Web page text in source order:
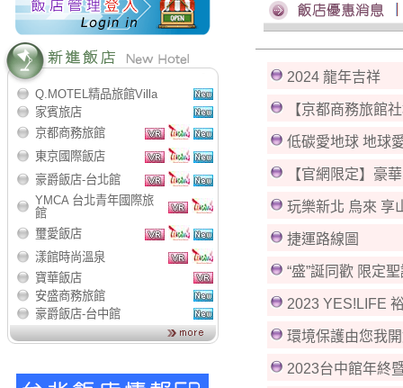
Q.MOTEL精品旅館Villa
家賓旅店
京都商務旅館
東京國際飯店
豪爵飯店-台北館
YMCA 台北青年國際旅
館
璽愛飯店
漾館時尚溫泉
寶華飯店
安盛商務旅館
豪爵飯店-台中館
2024 龍年吉祥
【京都商務旅館
低碳愛地球 地球
【官網限定】豪
玩樂新北 烏來 享
捷運路線圖
“盛”誕同歡 限定
2023 YES!LIFE
環境保護由您我
2023台中館年終